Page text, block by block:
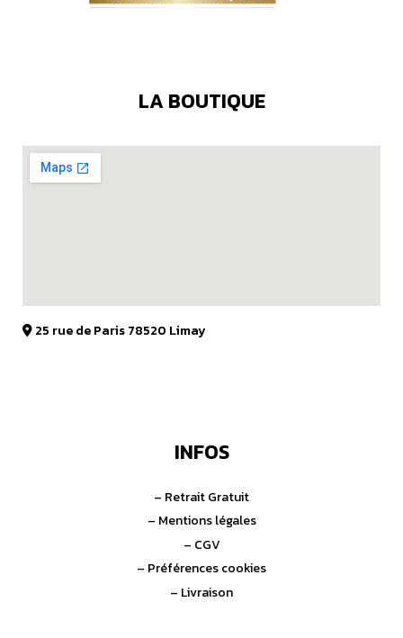
LA BOUTIQUE
25 rue de Paris 78520 Limay
INFOS
– Retrait Gratuit
– Mentions légales
– CGV
– Préférences cookies
– Livraison